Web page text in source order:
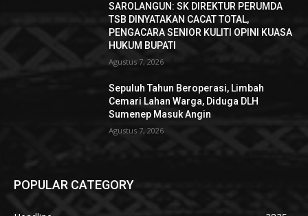
SAROLANGUN: SK DIREKTUR PERUMDA
TSB DINYATAKAN CACAT TOTAL,
PENGACARA SENIOR KULITI OPINI KUASA
HUKUM BUPATI
Agustus 7, 2026
Sepuluh Tahun Beroperasi, Limbah
Cemari Lahan Warga, Diduga DLH
Sumenep Masuk Angin
Agustus 7, 2026
POPULAR CATEGORY